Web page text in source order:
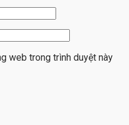
web trong trình duyệt này